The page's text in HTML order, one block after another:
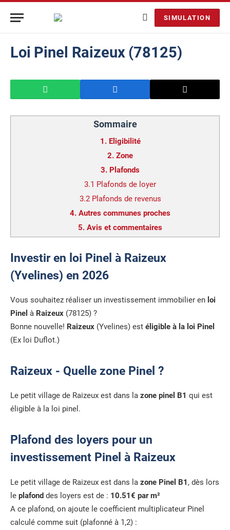
SIMULATION
Loi Pinel Raizeux (78125)
Sommaire
1. Eligibilité
2. Zone
3. Plafonds
3.1 Plafonds de loyer
3.2 Plafonds de revenus
4. Autres communes proches
5. Avis et commentaires
Investir en loi Pinel à Raizeux
(Yvelines) en 2026
Vous souhaitez réaliser un investissement immobilier en loi
Pinel à Raizeux (78125) ?
Bonne nouvelle! Raizeux (Yvelines) est éligible à la loi Pinel
(Ex loi Duflot.)
Raizeux - Quelle zone Pinel ?
Le petit village de Raizeux est dans la zone pinel B1 qui est
éligible à la loi pinel.
Plafond des loyers pour un
investissement Pinel à Raizeux
Le petit village de Raizeux est dans la zone Pinel B1 , dès lors
le plafond des loyers est de : 10.51€ par m²
A ce plafond, on ajoute le coefficient multiplicateur Pinel
calculé comme suit (plafonné à 1,2) :